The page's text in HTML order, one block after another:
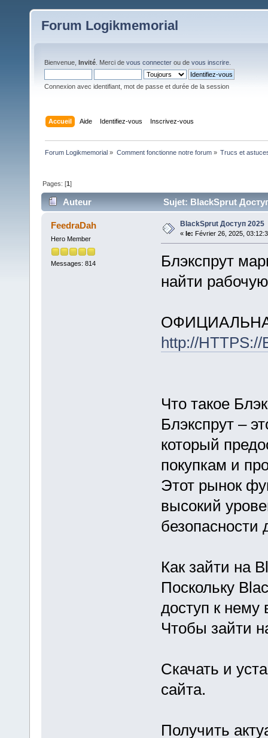
Forum Logikmemorial
Bienvenue, Invité . Merci de vous connecter ou de vous inscrire
Connexion avec identifiant, mot de passe et durée de la session
Accueil Aide Identifiez-vous Inscrivez-vous
Forum Logikmemorial » Comment fonctionne notre forum» Trucs et
Pages: [1]
Auteur Sujet: BlackSprut
FeedraDah
Hero Member
Messages: 814
BlackSprut Доступ 2025
« le: Février 26, 2025,
Блэкспрут
найти
http://HTTPS://
Что такое
Блэкспрут –
который
покупкам и
Этот рынок
высокий
безопасности
Как зайти на
Поскольку
доступ к нему
Чтобы зайти
Скачать и
сайта.
Получить